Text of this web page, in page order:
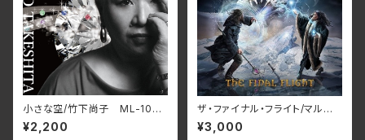
小さな空/竹下尚子 ML-1048
(仕様:CD)
¥2,200
ザ・ファイナル・フライト/マルコ・
ガラウズ・マジック・オペラ RB
NCD-1472(仕様:CD)
¥3,000